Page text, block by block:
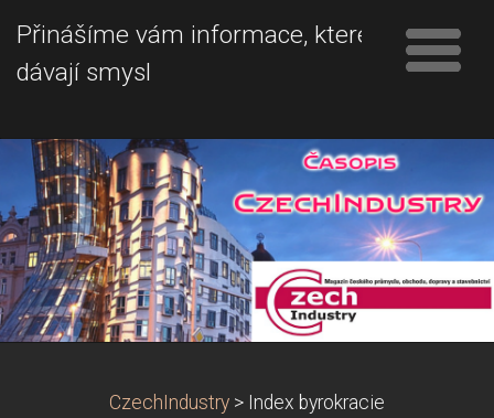
Přinášíme vám informace, které
dávají smysl
CzechIndustry > Index byrokracie